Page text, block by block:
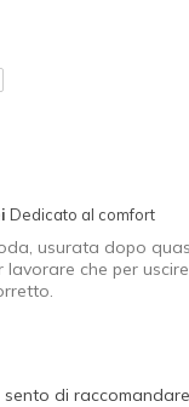
Dedicato al comfort
usurata dopo
che per
sento di